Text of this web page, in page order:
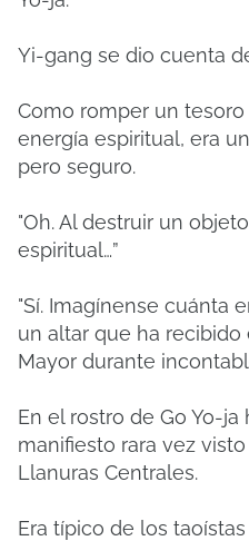
Yi-gang se dio cuenta
Como romper un tesoro
energía espiritual, era
pero seguro.
"Oh. Al destruir un
espiritual…”
"Sí. Imagínense cuánta
un altar que ha recibido
Mayor durante
En el rostro de Go Yo-ja
manifiesto rara vez
Llanuras Centrales.
Era típico de los